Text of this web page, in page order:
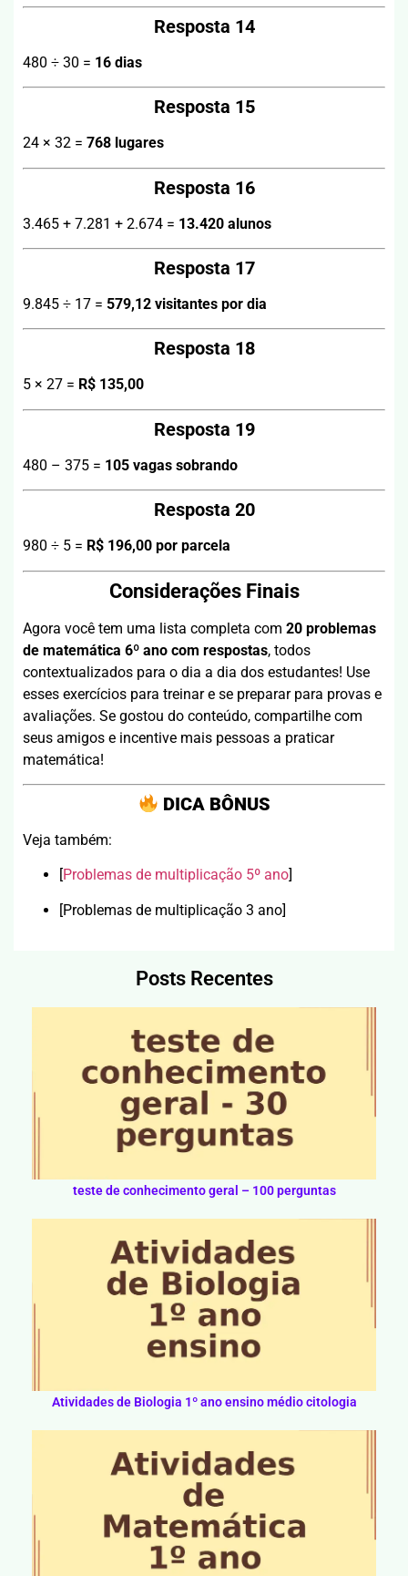
Resposta 14
480 ÷ 30 = 16 dias
Resposta 15
24 × 32 = 768 lugares
Resposta 16
3.465 + 7.281 + 2.674 = 13.420 alunos
Resposta 17
9.845 ÷ 17 = 579,12 visitantes por dia
Resposta 18
5 × 27 = R$ 135,00
Resposta 19
480 – 375 = 105 vagas sobrando
Resposta 20
980 ÷ 5 = R$ 196,00 por parcela
Considerações Finais
Agora você tem uma lista completa com 20 problemas
de matemática 6º ano com respostas, todos
contextualizados para o dia a dia dos estudantes! Use
esses exercícios para treinar e se preparar para provas e
avaliações. Se gostou do conteúdo, compartilhe com
seus amigos e incentive mais pessoas a praticar
matemática!
DICA BÔNUS
Veja também:
[Problemas de multiplicação 5º ano]
[Problemas de multiplicação 3 ano]
Posts Recentes
teste de conhecimento geral – 100 perguntas
Atividades de Biologia 1º ano ensino médio citologia